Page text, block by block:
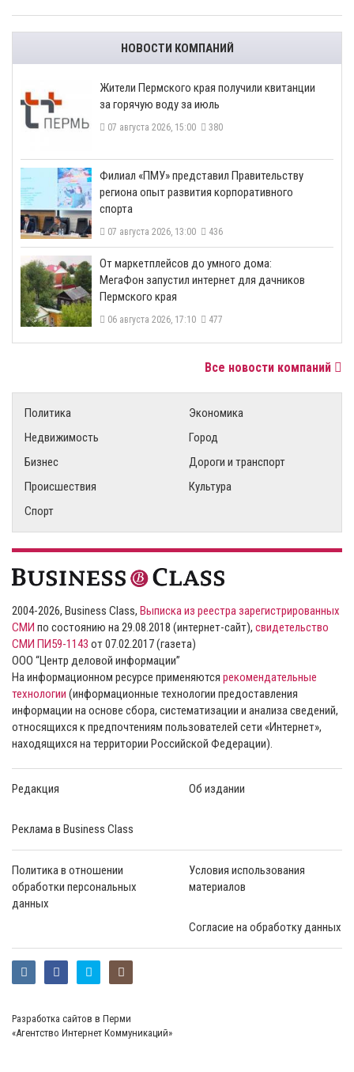
НОВОСТИ КОМПАНИЙ
​Жители Пермского края получили квитанции
за горячую воду за июль
07 августа 2026, 15:00 380
​Филиал «ПМУ» представил Правительству
региона опыт развития корпоративного
спорта
07 августа 2026, 13:00 436
От маркетплейсов до умного дома:
МегаФон запустил интернет для дачников
Пермского края
06 августа 2026, 17:10 477
Все новости компаний
Политика
Экономика
Недвижимость
Город
Бизнес
Дороги и транспорт
Происшествия
Культура
Спорт
2004-2026, Business Class, Выписка из реестра зарегистрированных
СМИ по состоянию на 29.08.2018 (интернет-сайт), свидетельство
СМИ ПИ59-1143 от 07.02.2017 (газета)
ООО “Центр деловой информации”
На информационном ресурсе применяются рекомендательные
технологии (информационные технологии предоставления
информации на основе сбора, систематизации и анализа сведений,
относящихся к предпочтениям пользователей сети «Интернет»,
находящихся на территории Российской Федерации).
Редакция Об издании
Реклама в Business Class
Политика в отношении
обработки персональных
данных
Условия использования
материалов
Согласие на обработку данных
Разработка сайтов в Перми
«Агентство Интернет Коммуникаций»